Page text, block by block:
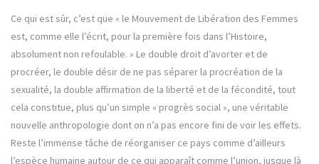
Ce qui est sûr, c’est que « le Mouvement de Libération des Femmes
est, comme elle l’écrit, pour la première fois dans l’Histoire,
absolument non refoulable. » Le double droit d’avorter et de
procréer, le double désir de ne pas séparer la procréation de la
sexualité, la double affirmation de la liberté et de la fécondité, tout
cela constitue, plus qu’un simple « progrès social », une véritable
nouvelle anthropologie dont on n’a pas encore fini de voir les effets.
Reste l’immense tâche de réorganiser ce pays comme d’ailleurs
l’espèce humaine autour de ce qui apparaît comme l’union, jusque là